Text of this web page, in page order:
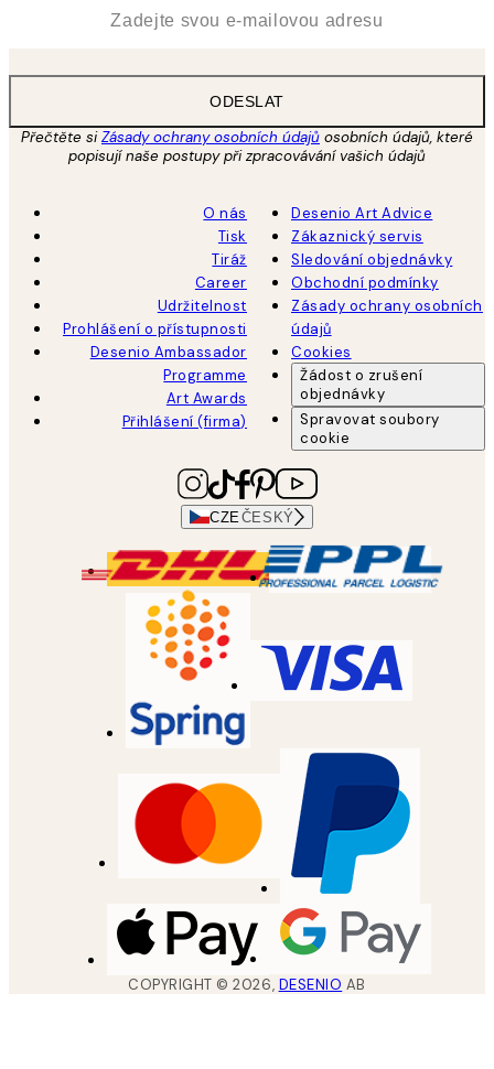
ODESLAT
Přečtěte siZásady ochrany osobních údajů osobních údajů, které
popisují naše postupy při zpracovávání vašich údajů
O nás
Tisk
Tiráž
Career
Udržitelnost
Prohlášení o přístupnosti
Desenio Ambassador
Programme
Art Awards
Přihlášení (firma)
Desenio Art Advice
Zákaznický servis
Sledování objednávky
Obchodní podmínky
Zásady ochrany osobních
údajů
Cookies
Žádost o zrušení
objednávky
Spravovat soubory
cookie
CZE ČESKÝ
COPYRIGHT ©2026, DESENIO AB